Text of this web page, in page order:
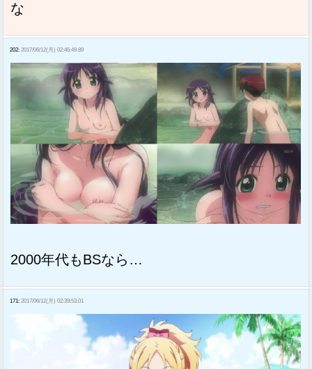
な
202: 2017/06/12(月) 02:46:49.89
2000年代もBSなら…
171: 2017/06/12(月) 02:39:53.01